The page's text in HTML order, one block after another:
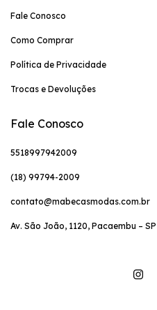
Fale Conosco
Como Comprar
Política de Privacidade
Trocas e Devoluções
Fale Conosco
5518997942009
(18) 99794-2009
contato@mabecasmodas.com.br
Av. São João, 1120, Pacaembu –